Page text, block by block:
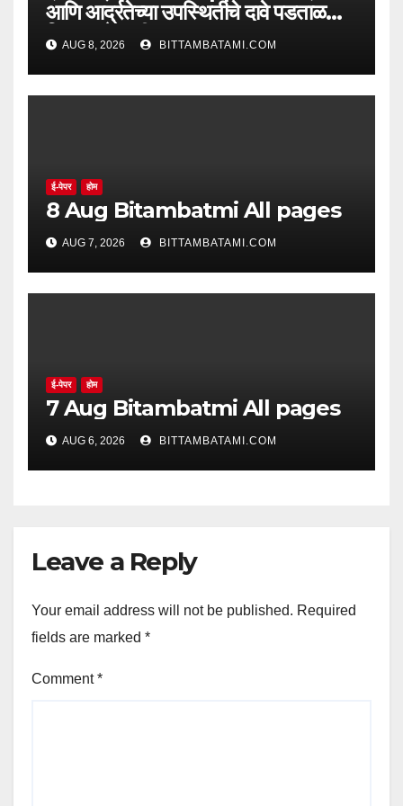
आणि आर्द्रतेच्या उपस्थितीचे दावे पडताळणीत
सिद्ध झाले नाहीत
AUG 8, 2026 BITTAMBATAMI.COM
ई-पेपर होम
8 Aug Bitambatmi All pages
AUG 7, 2026 BITTAMBATAMI.COM
ई-पेपर होम
7 Aug Bitambatmi All pages
AUG 6, 2026 BITTAMBATAMI.COM
Leave a Reply
Your email address will not be published. Required
fields are marked *
Comment*